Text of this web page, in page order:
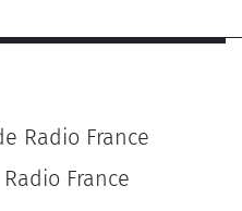
Radio France
France